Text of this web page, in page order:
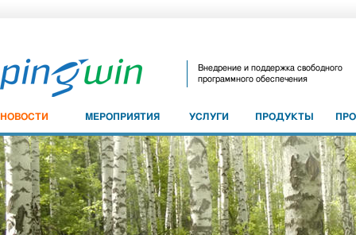
Внедрение и поддержка свободного
программного обеспечения
НОВОСТИ МЕРОПРИЯТИЯ УСЛУГИ ПРОДУКТЫ